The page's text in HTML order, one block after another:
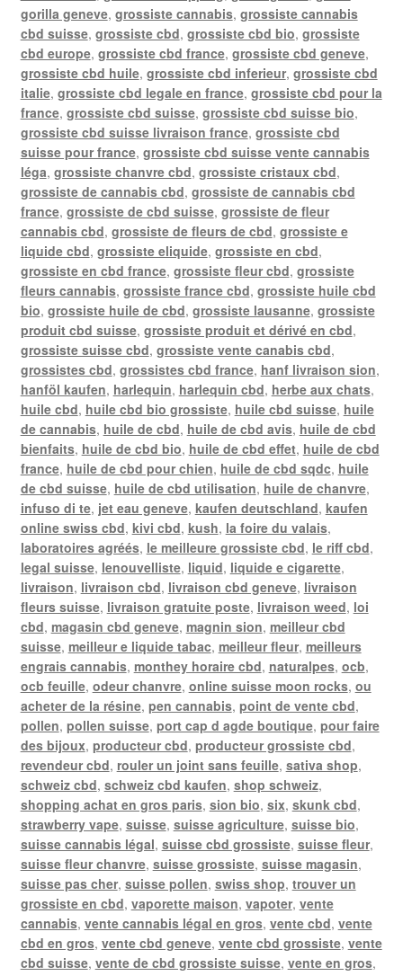
gorilla geneve, grossiste cannabis, grossiste cannabis
cbd suisse, grossiste cbd, grossiste cbd bio, grossiste
cbd europe, grossiste cbd france, grossiste cbd geneve,
grossiste cbd huile, grossiste cbd inferieur, grossiste cbd
italie, grossiste cbd legale en france, grossiste cbd pour la
france, grossiste cbd suisse, grossiste cbd suisse bio,
grossiste cbd suisse livraison france, grossiste cbd
suisse pour france, grossiste cbd suisse vente cannabis
léga, grossiste chanvre cbd, grossiste cristaux cbd,
grossiste de cannabis cbd, grossiste de cannabis cbd
france, grossiste de cbd suisse, grossiste de fleur
cannabis cbd, grossiste de fleurs de cbd, grossiste e
liquide cbd, grossiste eliquide, grossiste en cbd,
grossiste en cbd france, grossiste fleur cbd, grossiste
fleurs cannabis, grossiste france cbd, grossiste huile cbd
bio, grossiste huile de cbd, grossiste lausanne, grossiste
produit cbd suisse, grossiste produit et dérivé en cbd,
grossiste suisse cbd, grossiste vente canabis cbd,
grossistes cbd, grossistes cbd france, hanf livraison sion,
hanföl kaufen, harlequin, harlequin cbd, herbe aux chats,
huile cbd, huile cbd bio grossiste, huile cbd suisse, huile
de cannabis, huile de cbd, huile de cbd avis, huile de cbd
bienfaits, huile de cbd bio, huile de cbd effet, huile de cbd
france, huile de cbd pour chien, huile de cbd sqdc, huile
de cbd suisse, huile de cbd utilisation, huile de chanvre,
infuso di te, jet eau geneve, kaufen deutschland, kaufen
online swiss cbd, kivi cbd, kush, la foire du valais,
laboratoires agréés, le meilleure grossiste cbd, le riff cbd,
legal suisse, lenouvelliste, liquid, liquide e cigarette,
livraison, livraison cbd, livraison cbd geneve, livraison
fleurs suisse, livraison gratuite poste, livraison weed, loi
cbd, magasin cbd geneve, magnin sion, meilleur cbd
suisse, meilleur e liquide tabac, meilleur fleur, meilleurs
engrais cannabis, monthey horaire cbd, naturalpes, ocb,
ocb feuille, odeur chanvre, online suisse moon rocks, ou
acheter de la résine, pen cannabis, point de vente cbd,
pollen, pollen suisse, port cap d agde boutique, pour faire
des bijoux, producteur cbd, producteur grossiste cbd,
revendeur cbd, rouler un joint sans feuille, sativa shop,
schweiz cbd, schweiz cbd kaufen, shop schweiz,
shopping achat en gros paris, sion bio, six, skunk cbd,
strawberry vape, suisse, suisse agriculture, suisse bio,
suisse cannabis légal, suisse cbd grossiste, suisse fleur,
suisse fleur chanvre, suisse grossiste, suisse magasin,
suisse pas cher, suisse pollen, swiss shop, trouver un
grossiste en cbd, vaporette maison, vapoter, vente
cannabis, vente cannabis légal en gros, vente cbd, vente
cbd en gros, vente cbd geneve, vente cbd grossiste, vente
cbd suisse, vente de cbd grossiste suisse, vente en gros,